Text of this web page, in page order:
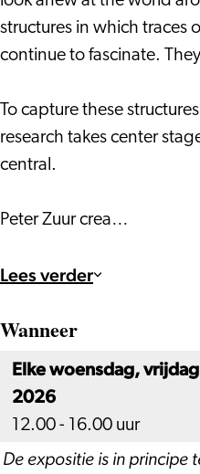
structures in which traces
continue to fascinate.
To capture these
research takes center
central.
Peter Zuur crea…
Lees verder
Wanneer
Elke woensdag,
2026
12.00 - 16.00 uur
De expositie is in principe